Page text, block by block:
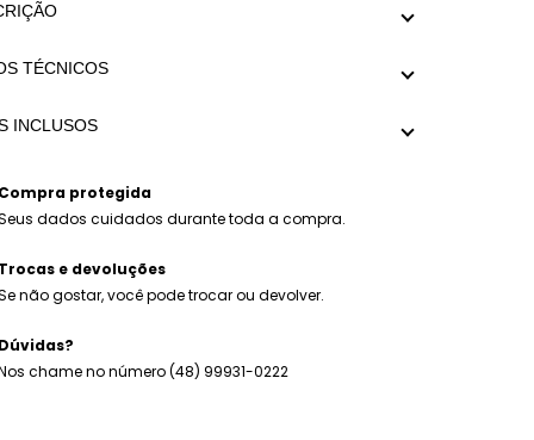
único 1,05m
TÉCNICOS
médio: 95g
INCLUSOS
personalizada Mariana Dias Acessórios.
protegida
dados cuidados durante toda a compra.
e devoluções
não gostar, você pode trocar ou devolver.
chame no número (48) 99931-0222